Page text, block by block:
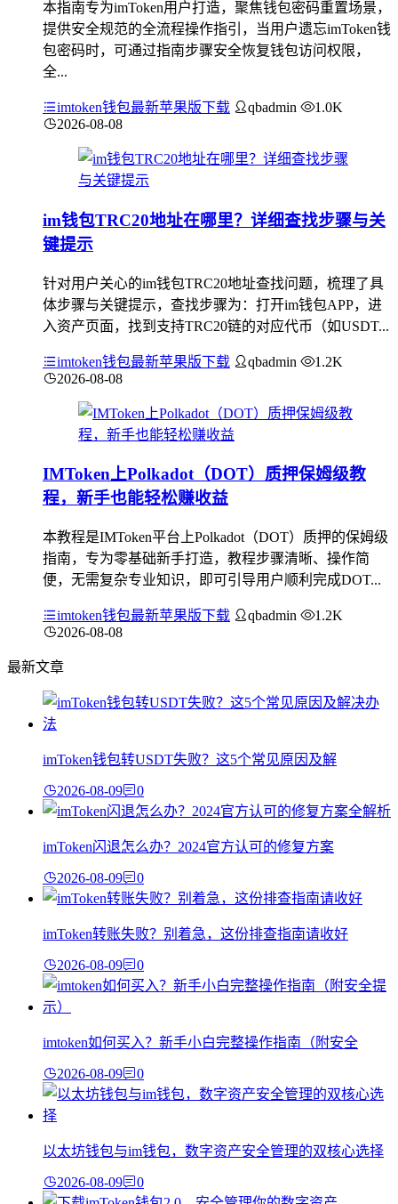
本指南专为imToken用户打造，聚焦钱包密码重置场景，
提供安全规范的全流程操作指引，当用户遗忘imToken钱
包密码时，可通过指南步骤安全恢复钱包访问权限，
全...
imtoken钱包最新苹果版下载 qbadmin
1.0K
2026-08-08
im钱包TRC20地址在哪里？详细查找步骤与关
键提示
针对用户关心的im钱包TRC20地址查找问题，梳理了具
体步骤与关键提示，查找步骤为：打开im钱包APP，进
入资产页面，找到支持TRC20链的对应代币（如USDT...
imtoken钱包最新苹果版下载 qbadmin
1.2K
2026-08-08
IMToken上Polkadot（DOT）质押保姆级教
程，新手也能轻松赚收益
本教程是IMToken平台上Polkadot（DOT）质押的保姆级
指南，专为零基础新手打造，教程步骤清晰、操作简
便，无需复杂专业知识，即可引导用户顺利完成DOT...
imtoken钱包最新苹果版下载 qbadmin
1.2K
2026-08-08
最新文章
imToken钱包转USDT失败？这5个常见原因及解
2026-08-09 0
imToken闪退怎么办？2024官方认可的修复方案
2026-08-09 0
imToken转账失败？别着急，这份排查指南请收好
2026-08-09 0
imtoken如何买入？新手小白完整操作指南（附安全
2026-08-09 0
以太坊钱包与im钱包，数字资产安全管理的双核心选择
2026-08-09 0